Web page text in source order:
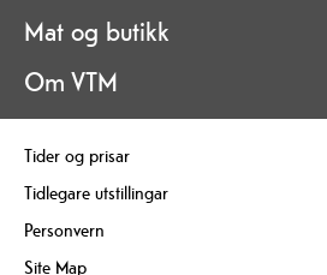
Mat og butikk
Om VTM
Tider og prisar
Tidlegare utstillingar
Personvern
Site Map